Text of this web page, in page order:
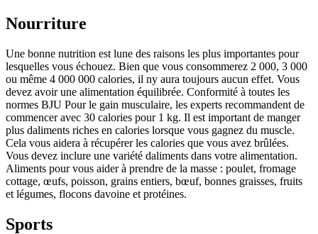
Nourriture
Une bonne nutrition est lune des raisons les plus importantes pour
lesquelles vous échouez. Bien que vous consommerez 2 000, 3 000
ou même 4 000 000 calories, il ny aura toujours aucun effet. Vous
devez avoir une alimentation équilibrée. Conformité à toutes les
normes BJU Pour le gain musculaire, les experts recommandent de
commencer avec 30 calories pour 1 kg. Il est important de manger
plus daliments riches en calories lorsque vous gagnez du muscle.
Cela vous aidera à récupérer les calories que vous avez brûlées.
Vous devez inclure une variété daliments dans votre alimentation.
Aliments pour vous aider à prendre de la masse : poulet, fromage
cottage, œufs, poisson, grains entiers, bœuf, bonnes graisses, fruits
et légumes, flocons davoine et protéines.
Sports